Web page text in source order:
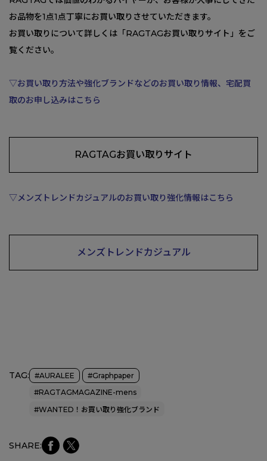
お品物を1点1点丁寧にお買い取りさせていただきます。
お買い取りについて詳しくは「RAGTAGお買い取りサイト」をご
覧ください。
▽お買い取り方法や強化ブランドなどのお買い取り情報、宅配買
取のお申し込みはこちら
RAGTAGお買い取りサイト
▽メンズトレンドカジュアルのお買い取り強化情報はこちら
メンズトレンドカジュアル
TAG: #AURALEE
#Graphpaper
#RAGTAGMAGAZINE-mens
#WANTED！お買い取り強化ブランド
SHARE:faceb
ookに
Xにシ
ェア